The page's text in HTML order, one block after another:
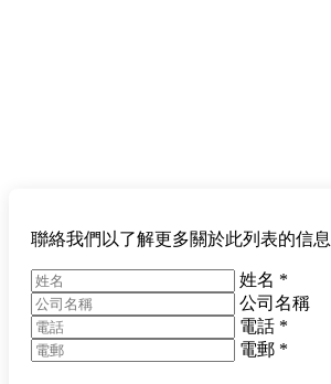
聯絡我們以了解更多關於此列表的信息
姓名 *
公司名稱
電話 *
電郵 *